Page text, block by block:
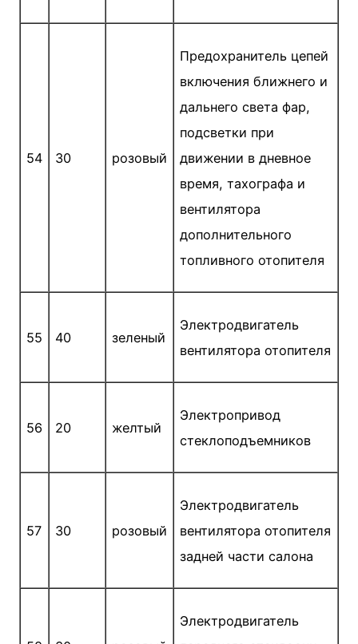
54 30 розовый
Предохранитель цепей
включения ближ­него и
дальнего света фар,
подсветки при
движении в дневное
время, тахографа и
вентилятора
дополнительного
топливного отопителя
55 40 зеленый
Электродвигатель
вентилятора отопителя
56 20 желтый
Электропривод
стеклоподъемников
57 30 розовый
Электродвигатель
вентилятора отопителя
задней части салона
Электродвигатель